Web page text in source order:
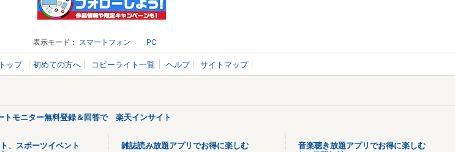
表示モード： スマートフォン PC
ップ 初めての方へ コピーライト一覧 ヘルプ サイトマップ
トモニター無料登録＆回答で 楽天インサイト
、スポーツイベント
雑誌読み放題アプリでお得に楽しむ
音楽聴き放題アプリでお得に楽しむ